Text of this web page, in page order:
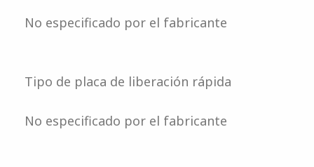
No especificado por el fabricante
Tipo de placa de liberación rápida
No especificado por el fabricante